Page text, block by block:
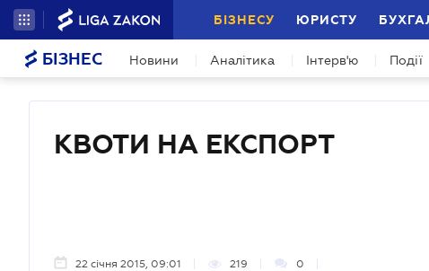
БІЗНЕСУ ЮРИСТУ
БІЗНЕС Новини Аналітика Інтерв'ю Події
КВОТИ НА ЕКСПОРТ
22 січня 2015, 09:01 219 0